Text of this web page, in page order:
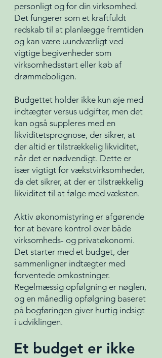
personligt og for din virksomhed.
Det fungerer som et kraftfuldt
redskab til at planlægge fremtiden
og kan være uundværligt ved
vigtige begivenheder som
virksomhedsstart eller køb af
drømmeboligen.
Budgettet holder ikke kun øje med
indtægter versus udgifter, men det
kan også suppleres med en
likviditetsprognose, der sikrer, at
der altid er tilstrækkelig likviditet,
når det er nødvendigt. Dette er
især vigtigt for vækstvirksomheder,
da det sikrer, at der er tilstrækkelig
likviditet til at følge med væksten.
Aktiv økonomistyring er afgørende
for at bevare kontrol over både
virksomheds- og privatøkonomi.
Det starter med et budget, der
sammenligner indtægter med
forventede omkostninger.
Regelmæssig opfølgning er nøglen,
og en månedlig opfølgning baseret
på bogføringen giver hurtig indsigt
i udviklingen.
Et budget er ikke